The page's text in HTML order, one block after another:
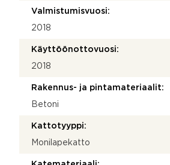
Valmistumisvuosi:
2018
Käyttöönottovuosi:
2018
Rakennus- ja pintamateriaalit:
Betoni
Kattotyyppi:
Monilapekatto